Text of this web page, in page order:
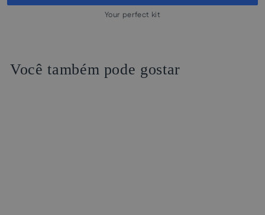
Your perfect kit
Você também pode gostar